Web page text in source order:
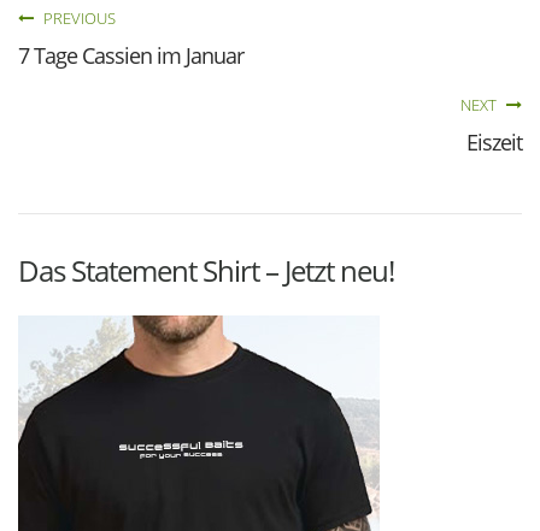
PREVIOUS
7 Tage Cassien im Januar
NEXT
Eiszeit
Das Statement Shirt – Jetzt neu!